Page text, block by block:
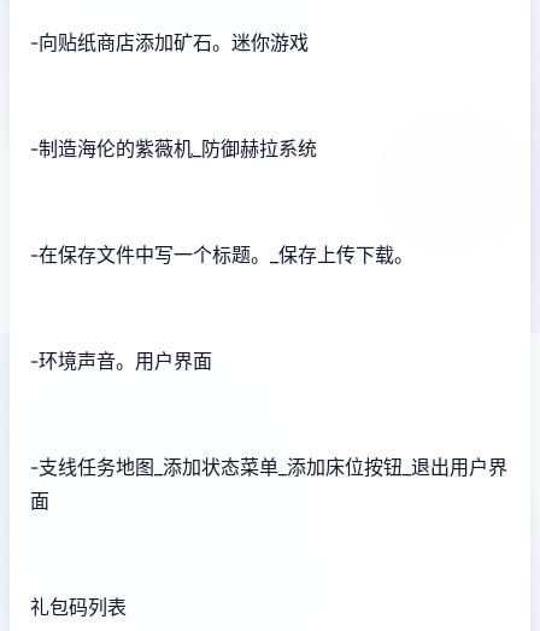
-向贴纸商店添加矿石。迷你游戏
-制造海伦的紫薇机_防御赫拉系统
-在保存文件中写一个标题。_保存上传下载。
-环境声音。用户界面
-支线任务地图_添加状态菜单_添加床位按钮_退出用户界
面
礼包码列表